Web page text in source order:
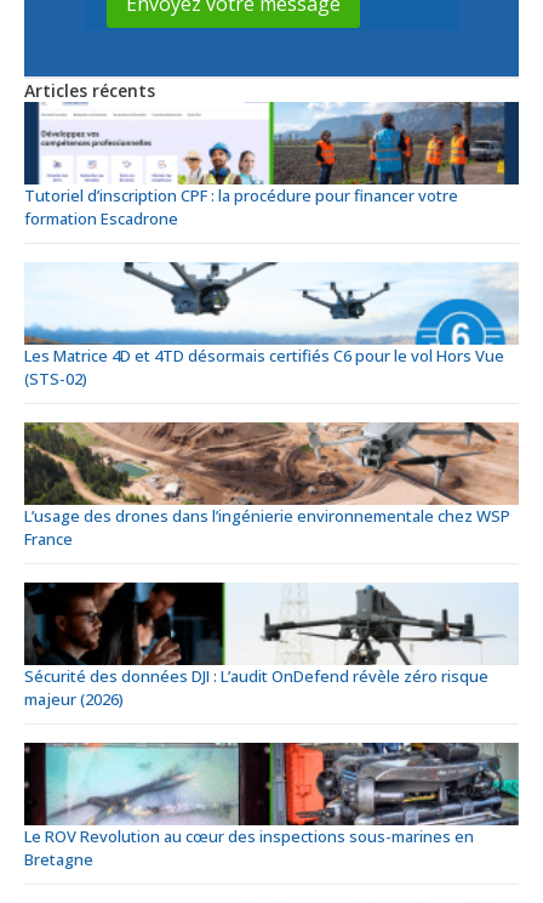
Articles récents
Tutoriel d’inscription CPF : la procédure pour financer votre
formation Escadrone
Les Matrice 4D et 4TD désormais certifiés C6 pour le vol Hors Vue
(STS-02)
L’usage des drones dans l’ingénierie environnementale chez WSP
France
Sécurité des données DJI : L’audit OnDefend révèle zéro risque
majeur (2026)
Le ROV Revolution au cœur des inspections sous-marines en
Bretagne